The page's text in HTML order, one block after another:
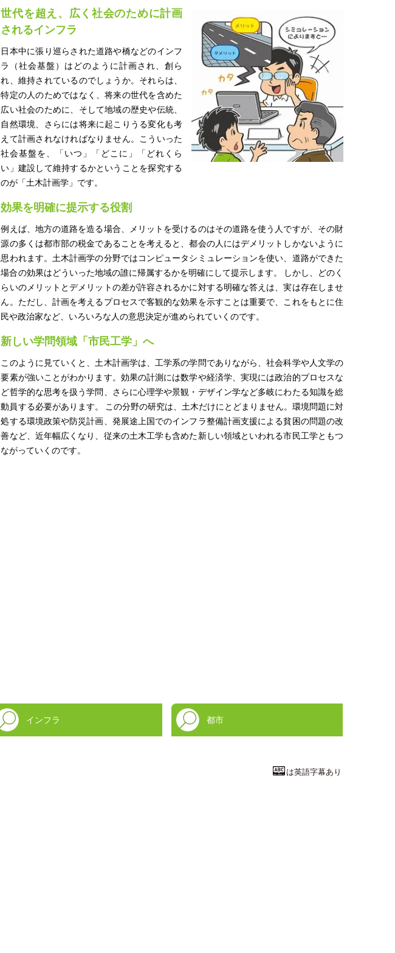
世代を超え、広く社会のために計画
されるインフラ
日本中に張り巡らされた道路や橋などのインフ
ラ（社会基盤）はどのように計画され、創ら
れ、維持されているのでしょうか。それらは、
特定の人のためではなく、将来の世代を含めた
広い社会のために、そして地域の歴史や伝統、
自然環境、さらには将来に起こりうる変化も考
えて計画されなければなりません。こういった
社会基盤を、「いつ」「どこに」「どれくら
い」建設して維持するかということを探究する
のが「土木計画学」です。
効果を明確に提示する役割
例えば、地方の道路を造る場合、メリットを受けるのはその道路を使う人ですが、その財
源の多くは都市部の税金であることを考えると、都会の人にはデメリットしかないように
思われます。土木計画学の分野ではコンピュータシミュレーションを使い、道路ができた
場合の効果はどういった地域の誰に帰属するかを明確にして提示します。 しかし、どのく
らいのメリットとデメリットの差が許容されるかに対する明確な答えは、実は存在しませ
ん。ただし、計画を考えるプロセスで客観的な効果を示すことは重要で、これをもとに住
民や政治家など、いろいろな人の意思決定が進められていくのです。
新しい学問領域「市民工学」へ
このように見ていくと、土木計画学は、工学系の学問でありながら、社会科学や人文学の
要素が強いことがわかります。効果の計測には数学や経済学、実現には政治的プロセスな
ど哲学的な思考を扱う学問、さらに心理学や景観・デザイン学など多岐にわたる知識を総
動員する必要があります。 この分野の研究は、土木だけにとどまりません。環境問題に対
処する環境政策や防災計画、発展途上国でのインフラ整備計画支援による貧困の問題の改
善など、近年幅広くなり、従来の土木工学も含めた新しい領域といわれる市民工学ともつ
ながっていくのです。
インフラ 都市
は英語字幕あり